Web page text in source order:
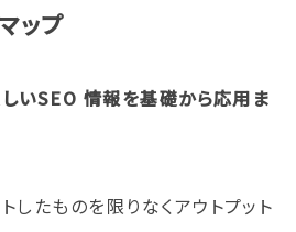
ップ
いSEO 情報を基礎から応用ま
したものを限りなくアウトプット